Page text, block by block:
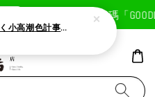
首次註冊輸入折扣碼「
好好閱讀T｜いくいく小高潮色計事務所X好好生活書店聯名款